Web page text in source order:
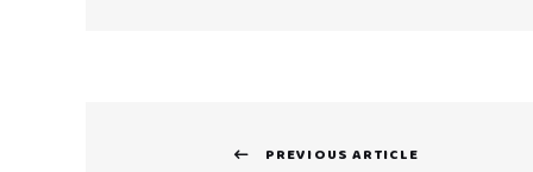
PREVIOUS ARTICLE